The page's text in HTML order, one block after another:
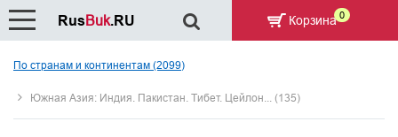
По странам и континентам (2099)
Южная Азия: Индия. Пакистан. Тибет. Цейлон... (135)
RusBuk.RU Корзина 0